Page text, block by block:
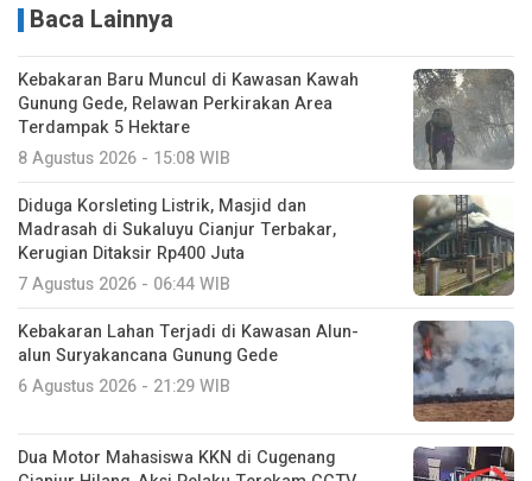
Baca Lainnya
Kebakaran Baru Muncul di Kawasan Kawah
Gunung Gede, Relawan Perkirakan Area
Terdampak 5 Hektare
8 Agustus 2026 - 15:08 WIB
Diduga Korsleting Listrik, Masjid dan
Madrasah di Sukaluyu Cianjur Terbakar,
Kerugian Ditaksir Rp400 Juta
7 Agustus 2026 - 06:44 WIB
Kebakaran Lahan Terjadi di Kawasan Alun-
alun Suryakancana Gunung Gede
6 Agustus 2026 - 21:29 WIB
Dua Motor Mahasiswa KKN di Cugenang